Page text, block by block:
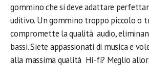
gommino che si deve adattare
uditivo. Un gommino troppo piccolo o
compromette la qualità audio,
bassi. Siete appassionati di musica e
alla massima qualità Hi-fi? Meglio